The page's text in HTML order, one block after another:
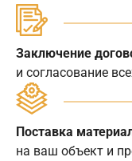
Заключение
и согласование
Поставка
на ваш объект и